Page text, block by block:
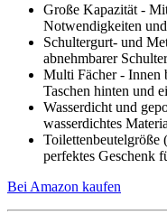
Große Kapazität -
Notwendigkeiten
Schultergurt- und
abnehmbarer
Multi Fächer - Innen
Taschen hinten und
Wasserdicht und
wasserdichtes
perfektes Geschenk
Bei Amazon kaufen